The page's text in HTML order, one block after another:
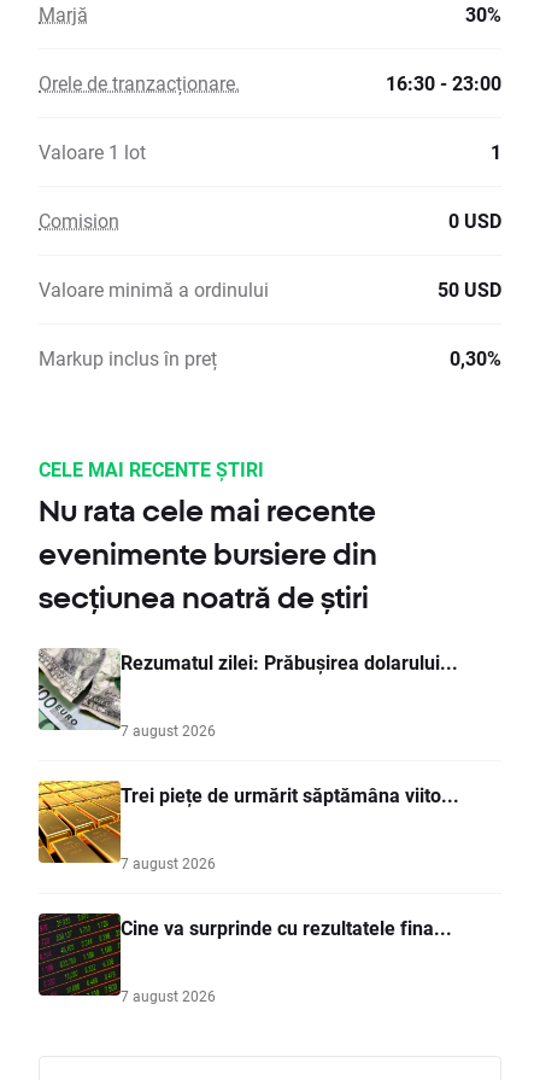
Marjă 30%
Orele de tranzacționare. 16:30 - 23:00
Valoare 1 lot 1
Comision 0 USD
Valoare minimă a ordinului 50 USD
Markup inclus în preț 0,30%
CELE MAI RECENTE ȘTIRI
Nu rata cele mai recente
evenimente bursiere din
secțiunea noatră de știri
Rezumatul zilei: Prăbușirea dolarului...
7 august 2026
Trei piețe de urmărit săptămâna viito...
7 august 2026
Cine va surprinde cu rezultatele fina...
7 august 2026